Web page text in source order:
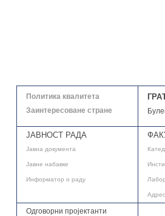
Политика квалитета
Заинтересоване стране
ЈАВНОСТ РАДА
Јавнa документа
Јавне набавке
Информатор о раду
Одговорни пројектанти